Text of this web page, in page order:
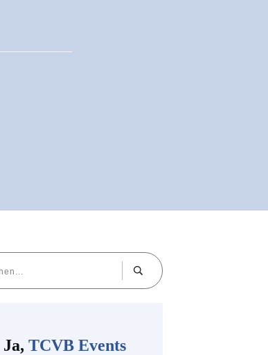
Ja, TCVB Events